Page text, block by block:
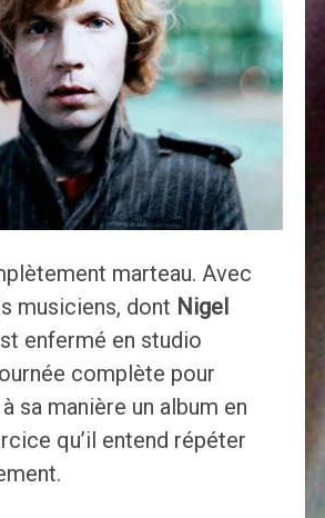
marteau. Avec
musiciens, dont Nigel
enfermé en studio
complète pour
sa manière un album en
qu’il entend répéter